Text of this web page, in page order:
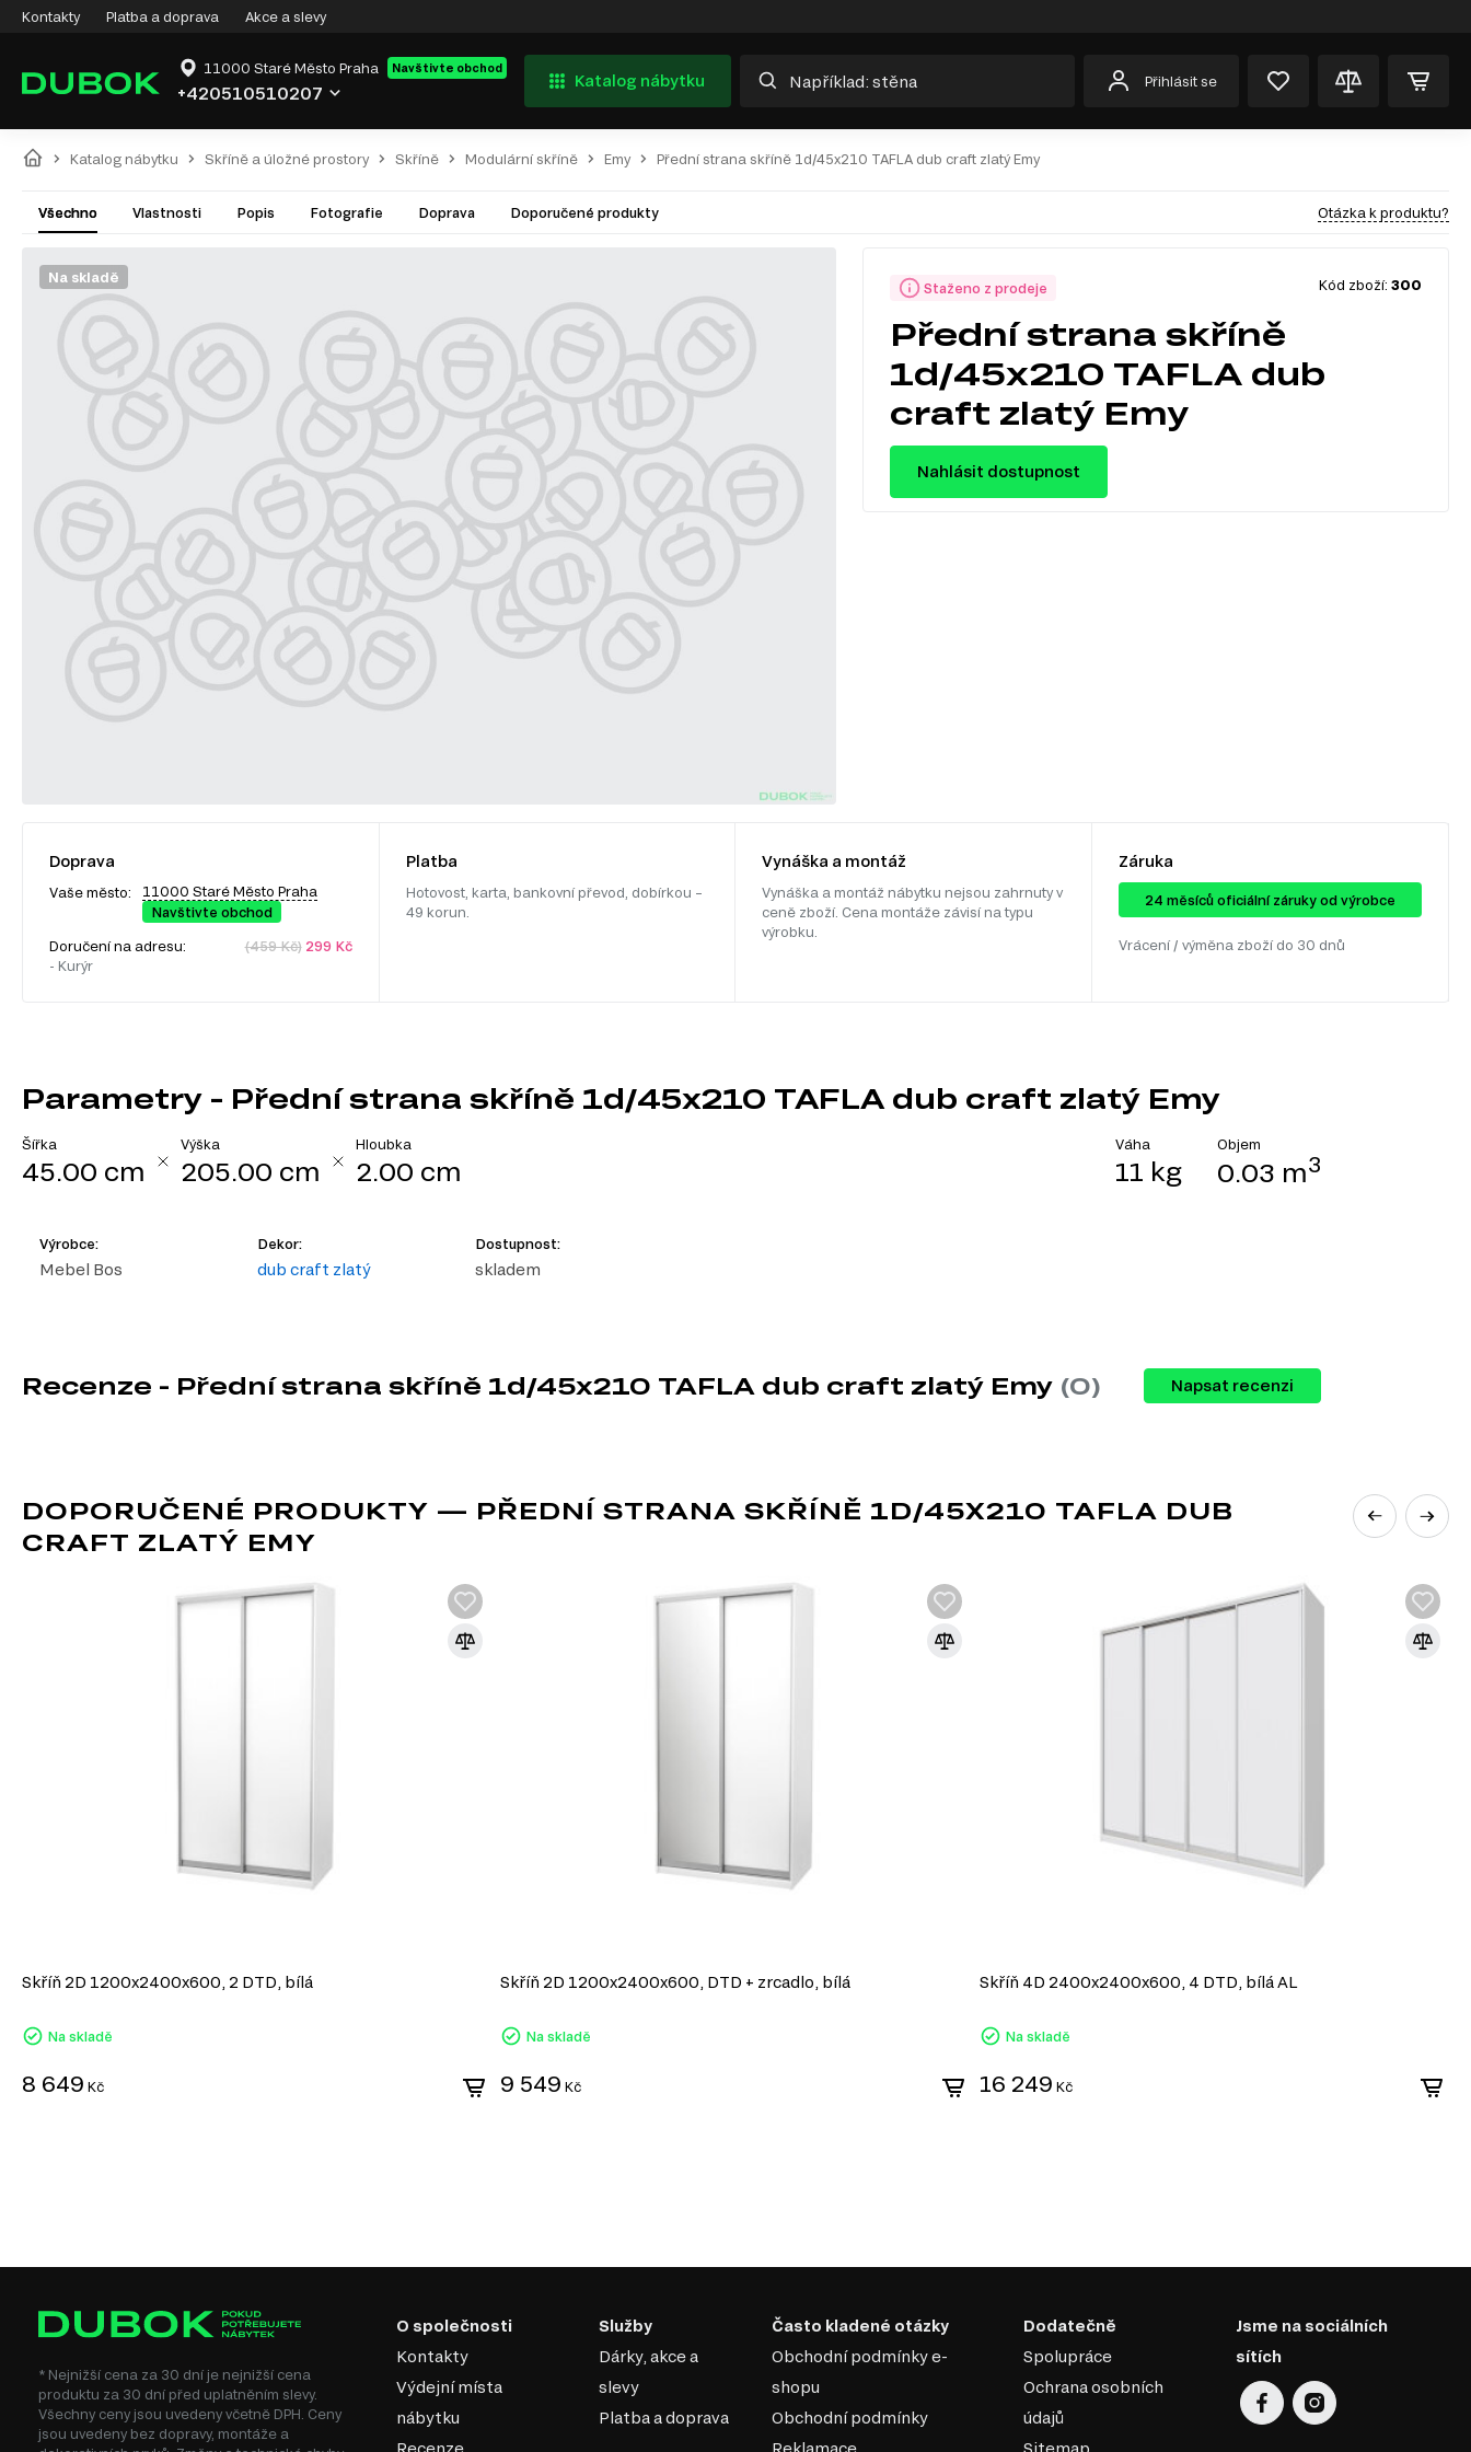
Kontakty Platba a doprava Akce a slevy
11000 Staré Město Praha Navštivte obchod
+420510510207
Katalog nábytku Přihlásit se
Katalog nábytku Skříně a úložné prostory Skříně Modulární skříně Emy Přední strana skříně 1d/45x210 TAFLA dub craft zlatý Emy
Všechno Vlastnosti Popis Fotografie Doprava Doporučené produkty Otázka k produktu?
Na skladě
Staženo z prodeje Kód zboží: 300
Přední strana skříně
1d/45x210 TAFLA dub
craft zlatý Emy
Nahlásit dostupnost
Doprava
Vaše město:
11000 Staré Město Praha
Navštivte obchod
Doručení na adresu:
- Kurýr
(459 Kč)299 Kč
Platba
Hotovost, karta, bankovní převod, dobírkou –
49 korun.
Vynáška a montáž
Vynáška a montáž nábytku nejsou zahrnuty v
ceně zboží. Cena montáže závisí na typu
výrobku.
Záruka
24 ​​​​měsíců oficiální záruky od výrobce
Vrácení / výměna zboží do 30 dnů
Parametry - Přední strana skříně 1d/45x210 TAFLA dub craft zlatý Emy
Šířka
45.00 cm
Výška
205.00 cm
Hloubka
2.00 cm
Váha
11 kg
Objem
0.03 m3
Výrobce:
Mebel Bos
Dekor:
dub craft zlatý
Dostupnost:
skladem
Recenze - Přední strana skříně 1d/45x210 TAFLA dub craft zlatý Emy (0) Napsat recenzi
DOPORUČENÉ PRODUKTY — PŘEDNÍ STRANA SKŘÍNĚ 1D/45X210 TAFLA DUB
CRAFT ZLATÝ EMY
Skříň 2D 1200x2400x600, 2 DTD, bílá
Na skladě
8 649 Kč
Skříň 2D 1200x2400x600, DTD + zrcadlo, bílá
Na skladě
9 549 Kč
Skříň 4D 2400x2400x600, 4 DTD, bílá AL
Na skladě
16 249 Kč
* Nejnižší cena za 30 dní je nejnižší cena
produktu za 30 dní před uplatněním slevy.
Všechny ceny jsou uvedeny včetně DPH. Ceny
jsou uvedeny bez dopravy, montáže a
O společnosti
Kontakty
Výdejní místa
nábytku
Recenze
Služby
Dárky, akce a
slevy
Platba a doprava
Často kladené otázky
Obchodní podmínky e-
shopu
Obchodní podmínky
Reklamace
Dodatečně
Spolupráce
Ochrana osobních
údajů
Sitemap
Jsme na sociálních
sítích